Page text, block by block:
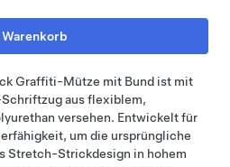
Graffiti-Mütze mit Bund ist mit
aus flexiblem,
versehen. Entwickelt für
um die ursprüngliche
Stretch-Strickdesign in hohem